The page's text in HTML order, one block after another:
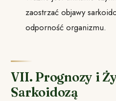
zaostrzać objawy
odporność organizmu.
VII. Prognozy i
Sarkoidozą